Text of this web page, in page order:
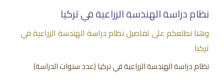
نظام دراسة الهندسة الزراعية في تركيا
وهنا نطلعكم على تفاصيل نظام دراسة الهندسة الزراعية في
تركيا
نظام دراسة الهندسة الزراعية في تركيا (عدد سنوات الدراسة)